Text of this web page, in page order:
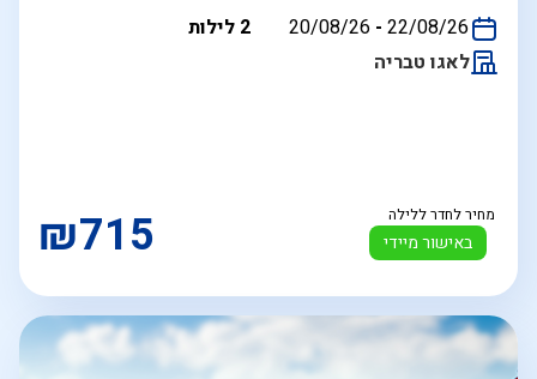
בין
20/08/26 - 22/08/26
2 לילות
לאגו טבריה
באישור מיידי
מחיר לחדר ללילה ₪715